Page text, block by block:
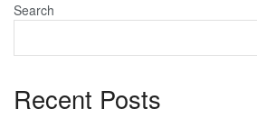
Search
Recent Posts